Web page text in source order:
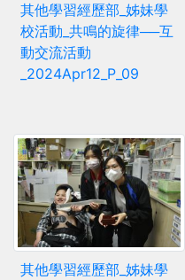
其他學習經歷部_姊妹學
校活動_共鳴的旋律──互
動交流活動
_2024Apr12_P_09
其他學習經歷部_姊妹學